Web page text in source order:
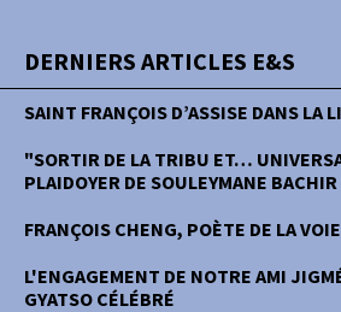
DERNIERS ARTICLES E&S
SAINT FRANÇOIS D’ASSISE DANS LA
"SORTIR DE LA TRIBU ET…
PLAIDOYER DE SOULEYMANE
FRANÇOIS CHENG, POÈTE DE LA
L'ENGAGEMENT DE NOTRE AMI
GYATSO CÉLÉBRÉ